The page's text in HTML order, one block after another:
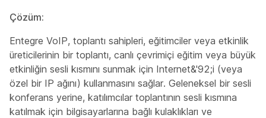
Çözüm:
Entegre VoIP, toplantı sahipleri, eğitimciler veya etkinlik
üreticilerinin bir toplantı, canlı çevrimiçi eğitim veya büyük
etkinliğin sesli kısmını sunmak için Internet&'92;i (veya
özel bir IP ağını) kullanmasını sağlar. Geleneksel bir sesli
konferans yerine, katılımcılar toplantının sesli kısmına
katılmak için bilgisayarlarına bağlı kulaklıkları ve